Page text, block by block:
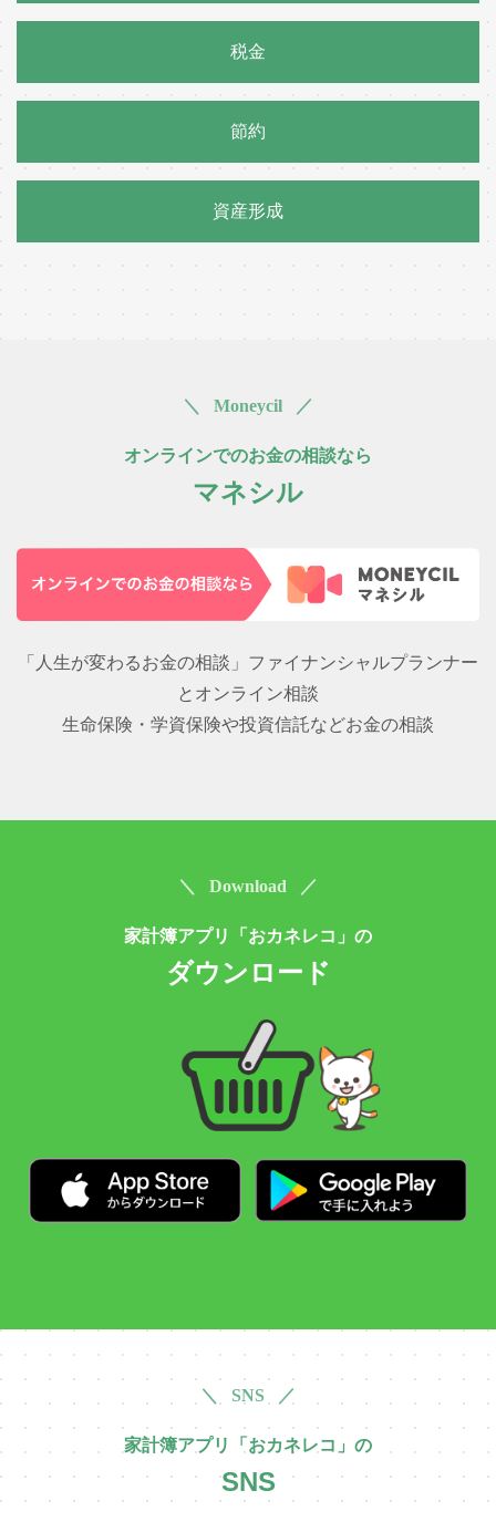
税金
節約
資産形成
＼ Moneycil ／
オンラインでのお金の相談なら
マネシル
「人生が変わるお金の相談」ファイナンシャルプランナー
とオンライン相談
生命保険・学資保険や投資信託などお金の相談
＼ Download ／
家計簿アプリ「おカネレコ」の
ダウンロード
＼ SNS ／
家計簿アプリ「おカネレコ」の
SNS